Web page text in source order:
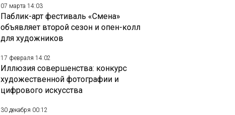
07 марта 14:03
Паблик-арт фестиваль «Смена»
объявляет второй сезон и опен-колл
для художников
17 февраля 14:02
Иллюзия совершенства: конкурс
художественной фотографии и
цифрового искусства
30 декабря 00:12